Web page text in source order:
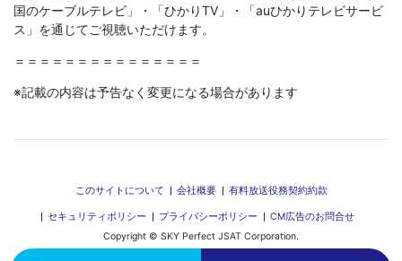
国のケーブルテレビ」・「ひかりTV」・「auひかりテレビサービ
ス」を通じてご視聴いただけます。
＝＝＝＝＝＝＝＝＝＝＝＝＝＝＝
※記載の内容は予告なく変更になる場合があります
このサイトについて 会社概要 有料放送役務契約約款
セキュリティポリシー プライバシーポリシー
CM広告のお問合せ
Copyright © SKY Perfect JSAT Corporation.